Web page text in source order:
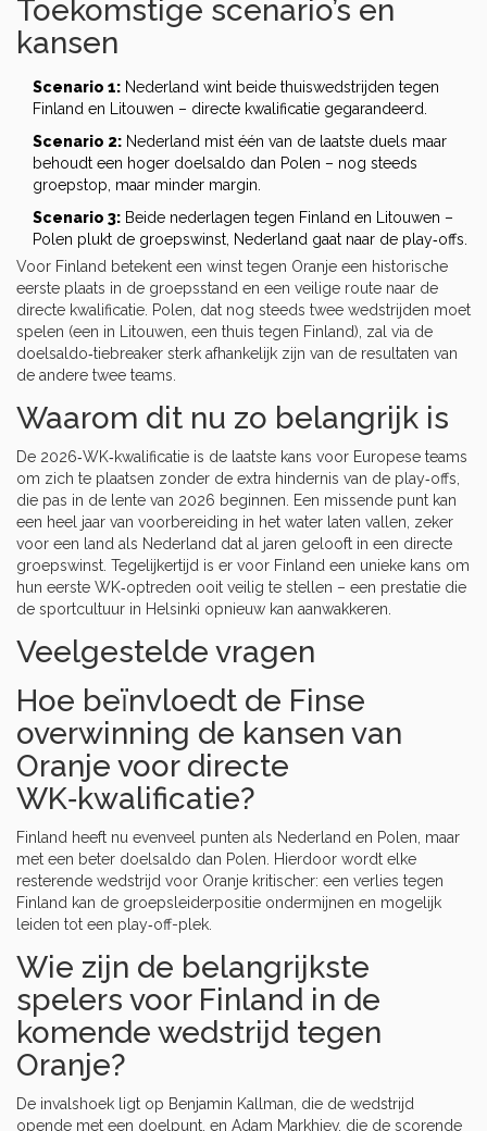
Toekomstige scenario’s en
kansen
Scenario 1: Nederland wint beide thuiswedstrijden tegen
Finland en Litouwen – directe kwalificatie gegarandeerd.
Scenario 2: Nederland mist één van de laatste duels maar
behoudt een hoger doelsaldo dan Polen – nog steeds
groepstop, maar minder margin.
Scenario 3: Beide nederlagen tegen Finland en Litouwen –
Polen plukt de groepswinst, Nederland gaat naar de play‑offs.
Voor Finland betekent een winst tegen Oranje een historische
eerste plaats in de groepsstand en een veilige route naar de
directe kwalificatie. Polen, dat nog steeds twee wedstrijden moet
spelen (een in Litouwen, een thuis tegen Finland), zal via de
doelsaldo‑tiebreaker sterk afhankelijk zijn van de resultaten van
de andere twee teams.
Waarom dit nu zo belangrijk is
De 2026‑WK‑kwalificatie is de laatste kans voor Europese teams
om zich te plaatsen zonder de extra hindernis van de play‑offs,
die pas in de lente van 2026 beginnen. Een missende punt kan
een heel jaar van voorbereiding in het water laten vallen, zeker
voor een land als Nederland dat al jaren gelooft in een directe
groepswinst. Tegelijkertijd is er voor Finland een unieke kans om
hun eerste WK‑optreden ooit veilig te stellen – een prestatie die
de sportcultuur in Helsinki opnieuw kan aanwakkeren.
Veelgestelde vragen
Hoe beïnvloedt de Finse
overwinning de kansen van
Oranje voor directe
WK‑kwalificatie?
Finland heeft nu evenveel punten als Nederland en Polen, maar
met een beter doelsaldo dan Polen. Hierdoor wordt elke
resterende wedstrijd voor Oranje kritischer: een verlies tegen
Finland kan de groepsleiderpositie ondermijnen en mogelijk
leiden tot een play‑off-plek.
Wie zijn de belangrijkste
spelers voor Finland in de
komende wedstrijd tegen
Oranje?
De invalshoek ligt op Benjamin Kallman , die de wedstrijd
opende met een doelpunt, en Adam Markhiev, die de scorende